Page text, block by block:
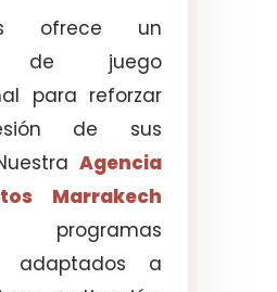
ofrece un
de juego
para reforzar
de sus
Agencia
Marrakech
programas
adaptados a